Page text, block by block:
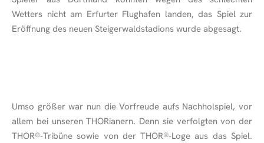
Wetters nicht am Erfurter Flughafen landen, das Spiel zur
Eröffnung des neuen Steigerwaldstadions wurde abgesagt.
Umso größer war nun die Vorfreude aufs Nachholspiel, vor
allem bei unseren THORianern. Denn sie verfolgten von der
THOR®-Tribüne sowie von der THOR®-Loge aus das Spiel.